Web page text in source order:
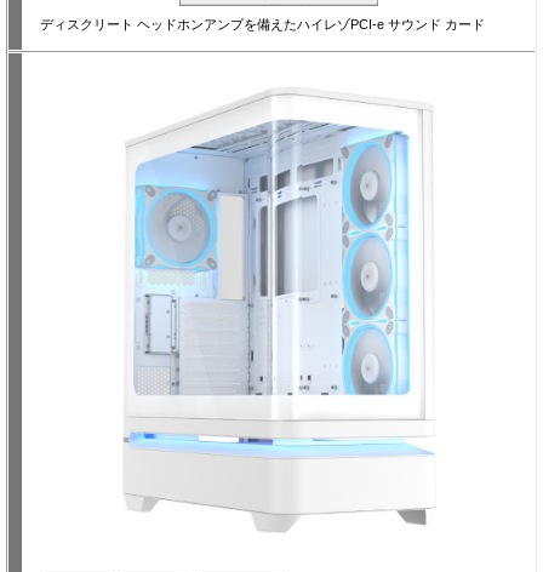
ディスクリート ヘッドホンアンプを備えたハイレゾPCI-e サウンド カード